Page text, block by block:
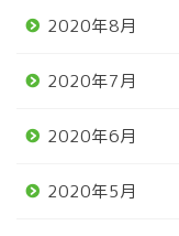
2020年8月
2020年7月
2020年6月
2020年5月